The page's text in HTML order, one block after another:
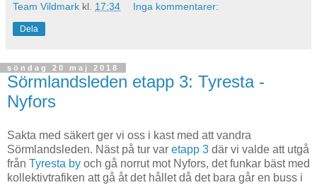
Team Vildmark kl. 17:34 Inga kommentarer:
Dela
söndag 20 maj 2018
Sörmlandsleden etapp 3: Tyresta -
Nyfors
Sakta med säkert ger vi oss i kast med att vandra
Sörmlandsleden. Näst på tur var etapp 3 där vi valde att utgå
från Tyresta by och gå norrut mot Nyfors, det funkar bäst med
kollektivtrafiken att gå åt det hållet då det bara går en buss i